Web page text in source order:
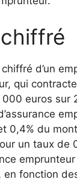
chiffré d’un
qui
euros sur
0,4% du
un taux de
en fonction